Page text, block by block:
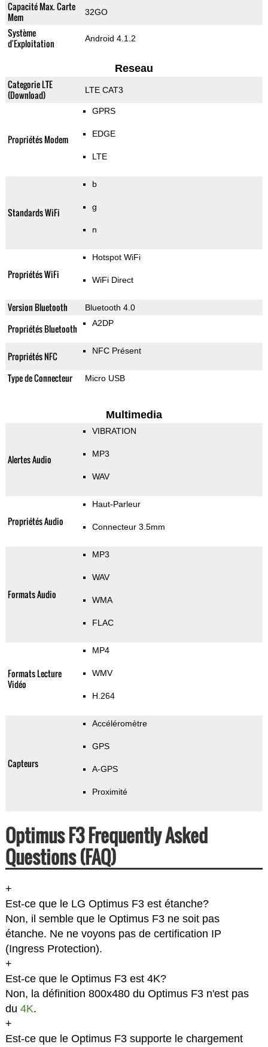
Capacité Max. Carte
Mem
32GO
Système
d'Exploitation
Android 4.1.2
Reseau
Categorie LTE
(Download)
LTE CAT3
Propriétés Modem
GPRS
EDGE
LTE
Standards WiFi
b
g
n
Propriétés WiFi
Hotspot WiFi
WiFi Direct
Version Bluetooth Bluetooth 4.0
Propriétés Bluetooth A2DP
Propriétés NFC NFC Présent
Type de Connecteur Micro USB
Multimedia
Alertes Audio
VIBRATION
MP3
WAV
Propriétés Audio
Haut-Parleur
Connecteur 3.5mm
Formats Audio
MP3
WAV
WMA
FLAC
Formats Lecture
Vidéo
MP4
WMV
H.264
Capteurs
Accéléromètre
GPS
A-GPS
Proximité
Optimus F3 Frequently Asked
Questions (FAQ)
+
Est-ce que le LG Optimus F3 est étanche?
Non, il semble que le Optimus F3 ne soit pas
étanche. Ne ne voyons pas de certification IP
(Ingress Protection).
+
Est-ce que le Optimus F3 est 4K?
Non, la définition 800x480 du Optimus F3 n'est pas
du 4K.
+
Est-ce que le Optimus F3 supporte le chargement